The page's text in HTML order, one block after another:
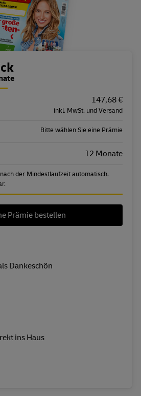
147,68 €
inkl. MwSt. und Versand
Bitte wählen Sie eine Prämie
12 Monate
der Mindestlaufzeit automatisch.
Prämie bestellen
Dankeschön
ins Haus